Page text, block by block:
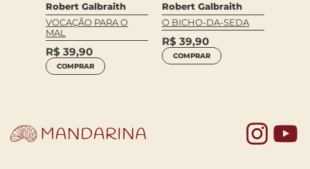
Robert Galbraith
VOCAÇÃO PARA O
MAL
R$ 39,90
COMPRAR
Robert Galbraith
O BICHO-DA-SEDA
R$ 39,90
COMPRAR